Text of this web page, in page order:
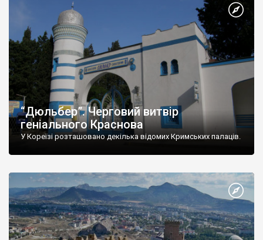
“Дюльбер”. Черговий витвір
геніального Краснова
У Кореїзі розташовано декілька відомих Кримських палаців.